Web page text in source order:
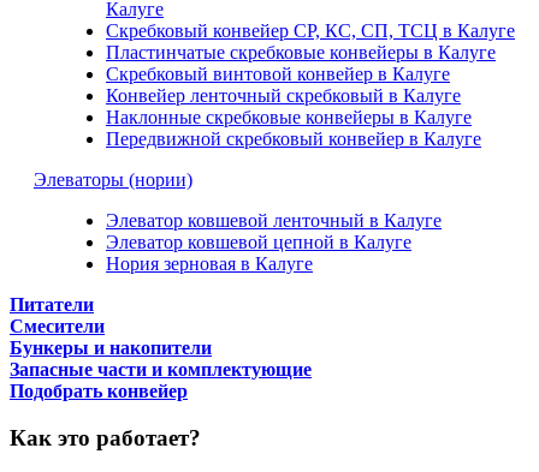
Калуге
Скребковый конвейер СР, КС, СП, ТСЦ в Калуге
Пластинчатые скребковые конвейеры в Калуге
Скребковый винтовой конвейер в Калуге
Конвейер ленточный скребковый в Калуге
Наклонные скребковые конвейеры в Калуге
Передвижной скребковый конвейер в Калуге
Элеваторы (нории)
Элеватор ковшевой ленточный в Калуге
Элеватор ковшевой цепной в Калуге
Нория зерновая в Калуге
Питатели
Смесители
Бункеры и накопители
Запасные части и комплектующие
Подобрать конвейер
Как это работает?